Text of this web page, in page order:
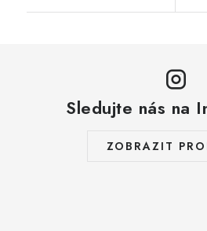
Sledujte nás na
ZOBRAZIT